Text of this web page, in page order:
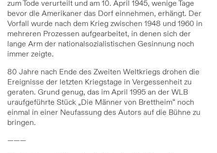
zum Tode verurteilt und am 10. April 1945, wenige Tage
bevor die Amerikaner das Dorf einnehmen, erhängt. Der
Vorfall wurde nach dem Krieg zwischen 1948 und 1960 in
mehreren Prozessen aufgearbeitet, in denen sich der
lange Arm der nationalsozialistischen Gesinnung noch
immer zeigte.
80 Jahre nach Ende des Zweiten Weltkriegs drohen die
Ereignisse der letzten Kriegstage in Vergessenheit zu
geraten. Grund genug, das im April 1995 an der WLB
uraufgeführte Stück „Die Männer von Brettheim“ noch
einmal in einer Neufassung des Autors auf die Bühne zu
bringen.
———